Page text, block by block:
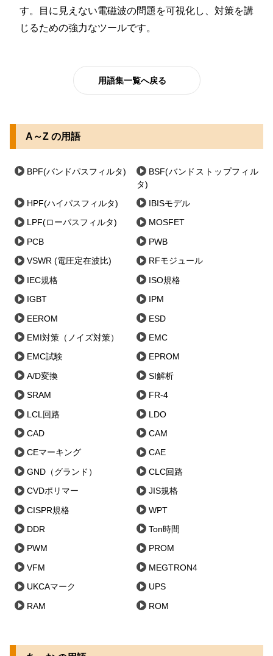
す。目に見えない電磁波の問題を可視化し、対策を講
じるための強力なツールです。
用語集一覧へ戻る
A～Z の用語
BPF(バンドパスフィルタ)
BSF(バンドストップフィル
タ)
HPF(ハイパスフィルタ) IBISモデル
LPF(ローパスフィルタ) MOSFET
PCB PWB
VSWR (電圧定在波比) RFモジュール
IEC規格 ISO規格
IGBT IPM
EEROM ESD
EMI対策（ノイズ対策） EMC
EMC試験 EPROM
A/D変換 SI解析
SRAM FR-4
LCL回路 LDO
CAD CAM
CEマーキング CAE
GND（グランド） CLC回路
CVDポリマー JIS規格
CISPR規格 WPT
DDR Ton時間
PWM PROM
VFM MEGTRON4
UKCAマーク UPS
RAM ROM